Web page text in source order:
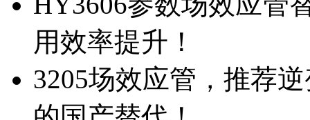
用效率提升！
3205场效应管，推荐